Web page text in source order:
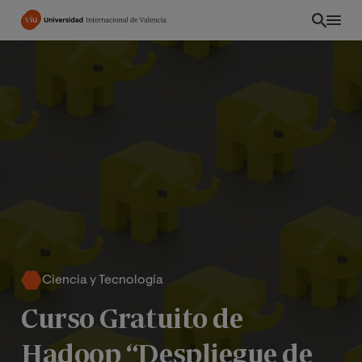
Pasar
Ciencia y Tecnología
Curso Gratuito de
Hadoop “Despliegue de